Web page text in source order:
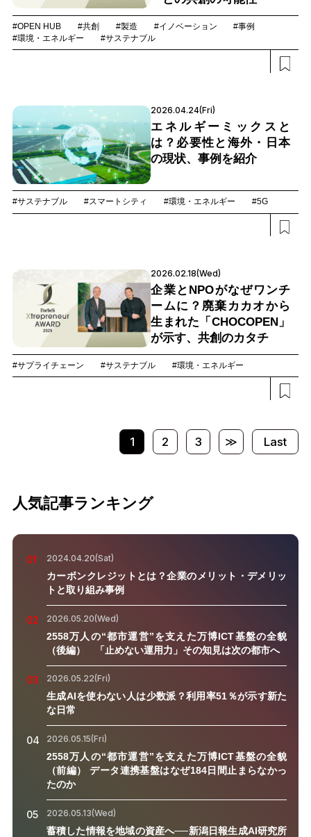
#OPEN HUB #共創 #製造 #イノベーション
#事例
#環境・エネルギー
#サステナブル
2026.04.24(Fri)
エネルギーミックスと
は？必要性と海外・日本
の現状、事例を紹介
#サステナブル #スマートシティ #環境・エネルギー #5G
2026.02.18(Wed)
企業とNPOがなぜワンチ
ームに？廃棄カカオから
生まれた「CHOCOPEN」
が示す、共創のカタチ
#サプライチェーン #サステナブル #環境・エネルギー
1 2 3 ≫ Last
人気記事ランキング
01 2024.04.20(Sat)
カーボンクレジットとは？企業のメリット・デメリッ
トと取り組み事例
02 2026.05.20(Wed)
2558万人の“都市運営”を支えた万博ICT基盤の全貌
（後編） 「止めない運用力」その知見は次の都市へ
03 2026.05.22(Fri)
生成AIを使わない人は少数派？利用率51％が示す新た
な日常
04 2026.05.15(Fri)
2558万人の“都市運営”を支えた万博ICT基盤の全貌
（前編） データ連携基盤はなぜ184日間止まらなかっ
たのか
05 2026.05.13(Wed)
蓄積した情報を地域の資産へ──新潟日報生成AI研究所